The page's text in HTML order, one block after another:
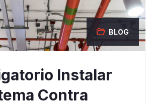
BLOG
Instalar
Contra